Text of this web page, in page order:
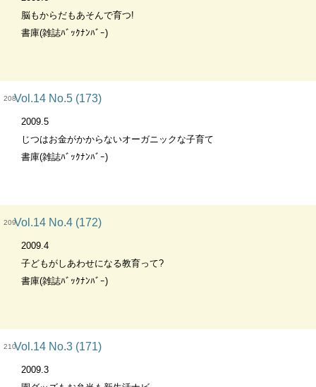
脳もからだもあそんで育つ!
書庫(雑誌ﾊﾞｯｸﾅﾝﾊﾞｰ)
208Vol.14 No.5 (173)
2009.5
じつはお金がかからないオーガニックな子育て
書庫(雑誌ﾊﾞｯｸﾅﾝﾊﾞｰ)
209Vol.14 No.4 (172)
2009.4
子どもがしあわせになる教育って?
書庫(雑誌ﾊﾞｯｸﾅﾝﾊﾞｰ)
210Vol.14 No.3 (171)
2009.3